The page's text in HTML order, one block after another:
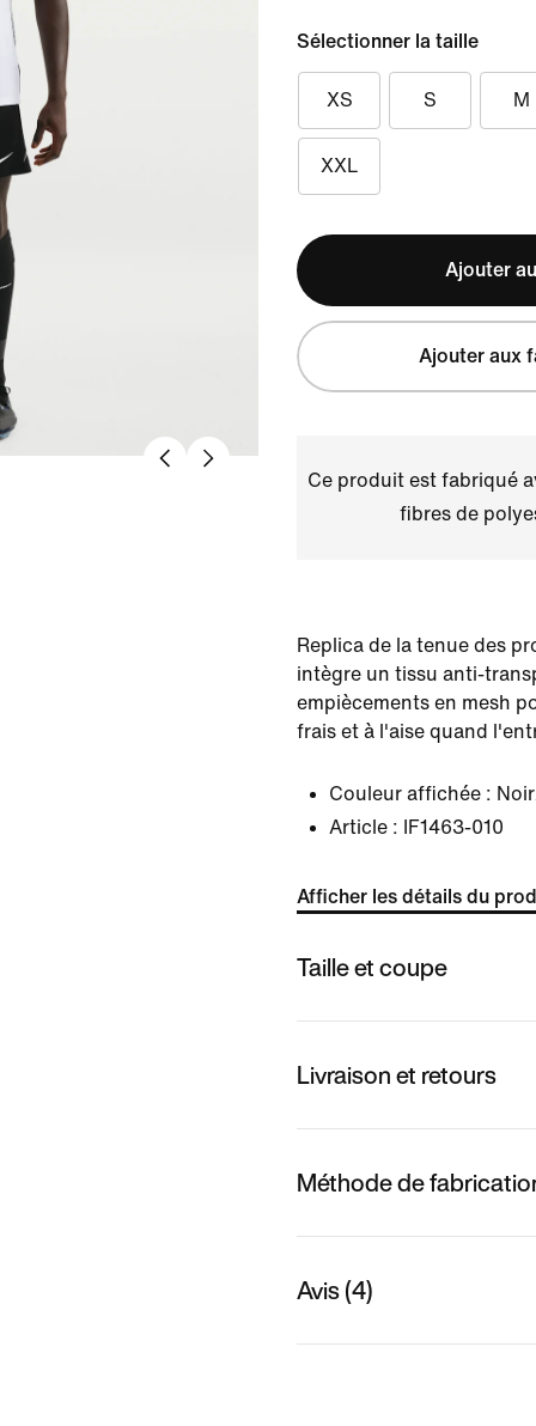
Sélectionner la taille
XS S M
XXL
Ajouter
Ajouter aux
Ce produit est fabriqué
fibres de
Replica de la tenue des
intègre un tissu anti-
empiècements en mesh
frais et à l'aise quand
Couleur affichée :
Article :
IF1463-010
Afficher les détails du
Taille et coupe
Livraison et retours
Méthode de
Avis (4)